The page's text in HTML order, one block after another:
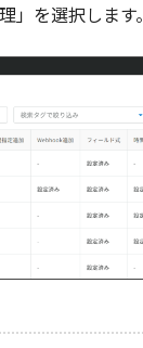
」を選択します。